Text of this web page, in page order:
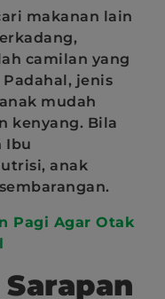
makanan lain
camilan yang
jenis
mudah
kenyang. Bila
Ibu
anak
Pagi Agar Otak